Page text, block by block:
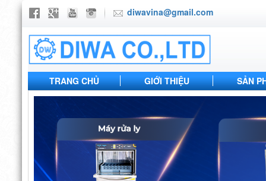
diwavina@gmail.com
TRANG CHỦ GIỚI THIỆU SẢN